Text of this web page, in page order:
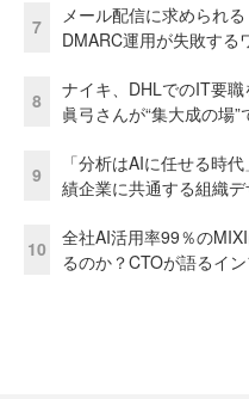
7
メール配信に求められ
DMARC運用が失敗する
8
ナイキ、DHLでのIT要
眞弓さんが“集大成の場”
9
「分析はAIに任せる時
績企業に共通する組織
10
全社AI活用率99％の
るのか？CTOが語るイ